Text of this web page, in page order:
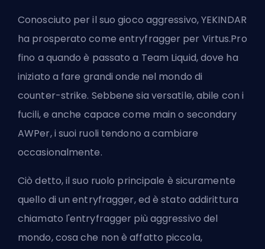
Conosciuto per il suo gioco aggressivo, YEKINDAR
ha prosperato come entryfragger per Virtus.Pro
fino a quando è passato a Team Liquid, dove ha
iniziato a fare grandi onde nel mondo di
counter-strike. Sebbene sia versatile, abile con i
fucili, e anche capace come main o secondary
AWPer, i suoi ruoli tendono a cambiare
occasionalmente.
Ciò detto, il suo ruolo principale è sicuramente
quello di un entryfragger, ed è stato addirittura
chiamato l'entryfragger più aggressivo del
mondo, cosa che non è affatto piccola,